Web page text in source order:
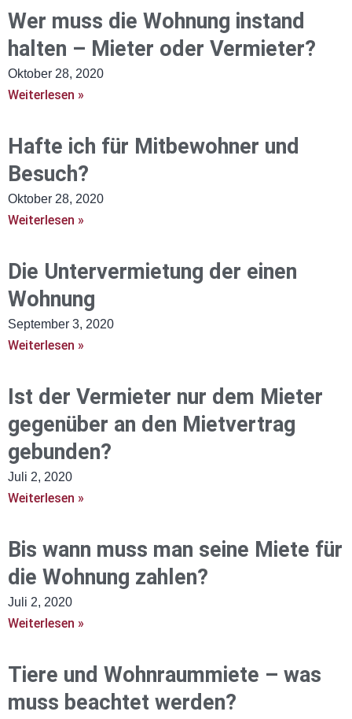
Wer muss die Wohnung instand
halten – Mieter oder Vermieter?
Oktober 28, 2020
Weiterlesen »
Hafte ich für Mitbewohner und
Besuch?
Oktober 28, 2020
Weiterlesen »
Die Untervermietung der einen
Wohnung
September 3, 2020
Weiterlesen »
Ist der Vermieter nur dem Mieter
gegenüber an den Mietvertrag
gebunden?
Juli 2, 2020
Weiterlesen »
Bis wann muss man seine Miete für
die Wohnung zahlen?
Juli 2, 2020
Weiterlesen »
Tiere und Wohnraummiete – was
muss beachtet werden?